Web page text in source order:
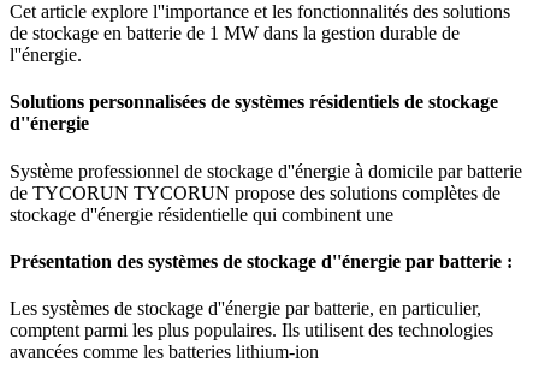
Cet article explore l''importance et les fonctionnalités des solutions
de stockage en batterie de 1 MW dans la gestion durable de
l''énergie.
Solutions personnalisées de systèmes résidentiels de stockage
d''énergie
Système professionnel de stockage d''énergie à domicile par batterie
de TYCORUN TYCORUN propose des solutions complètes de
stockage d''énergie résidentielle qui combinent une
Présentation des systèmes de stockage d''énergie par batterie :
Les systèmes de stockage d''énergie par batterie, en particulier,
comptent parmi les plus populaires. Ils utilisent des technologies
avancées comme les batteries lithium-ion